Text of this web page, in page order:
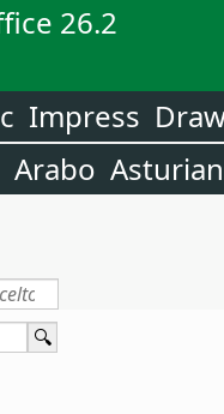
26.2
Impress
Arabo